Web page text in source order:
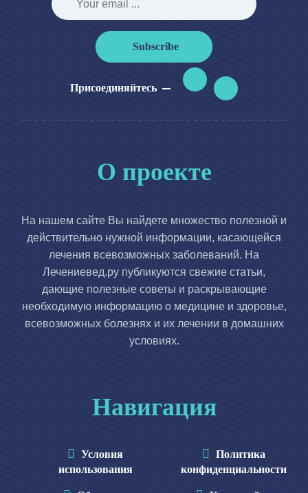
Subscribe
Присоединяйтесь
О проекте
На нашем сайте Вы найдете множество полезной и
действительно нужной информации, касающейся
лечения всевозможных заболеваний. На
Лечениевед.ру публикуются свежие статьи,
дающие полезные советы и раскрывающие
необходимую информацию о медицине и здоровье,
всевозможных болезнях и их лечении в домашних
условиях.
Навигация
Условия
использования
Политика
конфиденциальности